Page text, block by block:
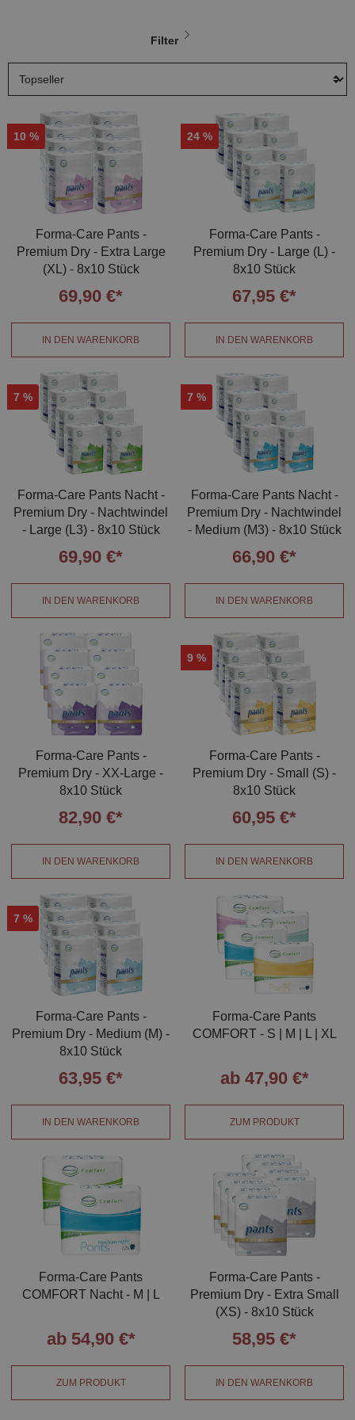
Filter
10 %
Forma-Care Pants -
Premium Dry - Extra Large
(XL) - 8x10 Stück
69,90 €*
IN DEN WARENKORB
24 %
Forma-Care Pants -
Premium Dry - Large (L) -
8x10 Stück
67,95 €*
IN DEN WARENKORB
7 %
Forma-Care Pants Nacht -
Premium Dry - Nachtwindel
- Large (L3) - 8x10 Stück
69,90 €*
IN DEN WARENKORB
7 %
Forma-Care Pants Nacht -
Premium Dry - Nachtwindel
- Medium (M3) - 8x10 Stück
66,90 €*
IN DEN WARENKORB
Forma-Care Pants -
Premium Dry - XX-Large -
8x10 Stück
82,90 €*
IN DEN WARENKORB
9 %
Forma-Care Pants -
Premium Dry - Small (S) -
8x10 Stück
60,95 €*
IN DEN WARENKORB
7 %
Forma-Care Pants -
Premium Dry - Medium (M) -
8x10 Stück
63,95 €*
IN DEN WARENKORB
Forma-Care Pants
COMFORT - S | M | L | XL
ab 47,90 €*
ZUM PRODUKT
Forma-Care Pants
COMFORT Nacht - M | L
ab 54,90 €*
ZUM PRODUKT
Forma-Care Pants -
Premium Dry - Extra Small
(XS) - 8x10 Stück
58,95 €*
IN DEN WARENKORB
×